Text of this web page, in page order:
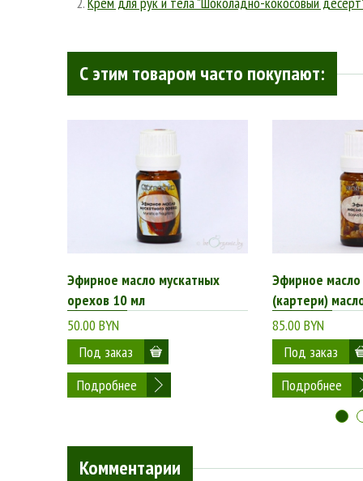
С этим товаром часто покупают:
Эфирное масло мускатных
орехов 10 мл
50.00 BYN
Подробнее
Эфирное масло
(картери)
85.00 BYN
Подробнее
Комментарии